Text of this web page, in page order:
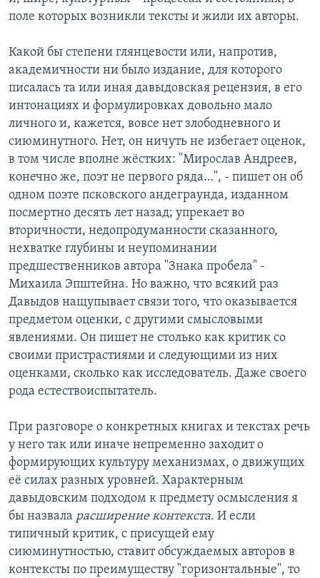
поле которых возникли тексты и жили их авторы.
Какой бы степени глянцевости или, напротив,
академичности ни было издание, для которого
писалась та или иная давыдовская рецензия, в его
интонациях и формулировках довольно мало
личного и, кажется, вовсе нет злободневного и
сиюминутного. Нет, он ничуть не избегает оценок,
в том числе вполне жёстких: "Мирослав Андреев,
конечно же, поэт не первого ряда…", - пишет он об
одном поэте псковского андеграунда, изданном
посмертно десять лет назад; упрекает во
вторичности, недопродуманности сказанного,
нехватке глубины и неупоминании
предшественников автора "Знака пробела" -
Михаила Эпштейна. Но важно, что всякий раз
Давыдов нащупывает связи того, что оказывается
предметом оценки, с другими смысловыми
явлениями. Он пишет не столько как критик со
своими пристрастиями и следующими из них
оценками, сколько как исследователь. Даже своего
рода естествоиспытатель.
При разговоре о конкретных книгах и текстах речь
у него так или иначе непременно заходит о
формирующих культуру механизмах, о движущих
её силах разных уровней. Характерным
давыдовским подходом к предмету осмысления я
бы назвала расширение контекста. И если
типичный критик, с присущей ему
сиюминутностью, ставит обсуждаемых авторов в
контексты по преимуществу "горизонтальные", то